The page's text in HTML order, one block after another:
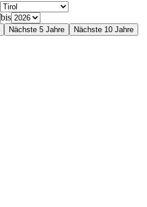
bis
Nächste 5 Jahre Nächste 10 Jahre